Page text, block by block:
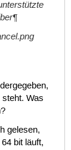
Was
gelesen,
bit läuft,